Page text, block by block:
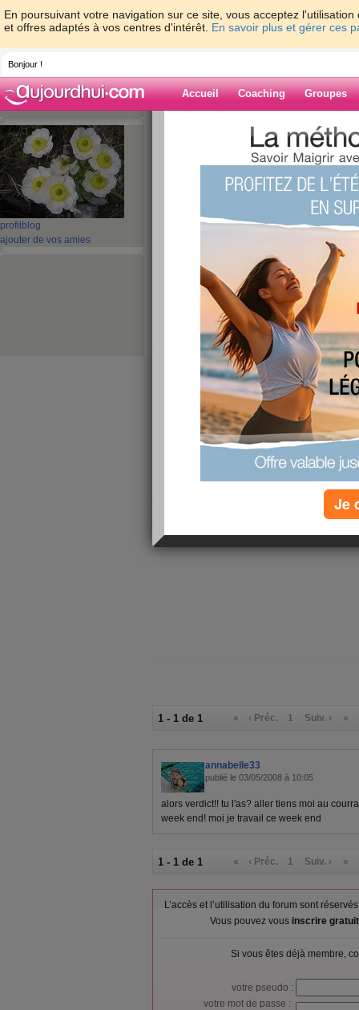
En poursuivant votre navigation sur ce site, vous acceptez
et offres adaptés à vos centres d'intérêt. En savoir plus et gérer ces
Bonjour !
Accueil Coaching Groupes
profil blog
ajouter de vos amies
> > ça avance
Blog de ladep
ça avance un peu
enfin quelques petits avancements dans le
rien de vraiment concret sniff
je vais faire un stage non rémunéré dans un
rdv ce soir pour confirmer , je dois etre a la
cet ete je vais peut etre partir en vacances
le sud, j'aimerai bien , ca me ferai de
humainement et professionnellement.
pour les kilos, j'en ai enfin perdu 1 hihi et ouai
doucement au sport et je ne mange plus entre
je suis en manque de temps alors ne m'en
1 - 1 de 1 « ‹ Préc. 1 Suiv. › »
annabelle33
publié le 03/05/2008 à 10:05
alors verdict!! tu l'as? aller tiens moi au
week end! moi je travail ce week end
1 - 1 de 1 « ‹ Préc. 1 Suiv. › »
L’accès et l’utilisation du forum sont
Vous pouvez vous inscrire
Si vous êtes déjà membre,
votre pseudo :
votre mot de passe :
Je